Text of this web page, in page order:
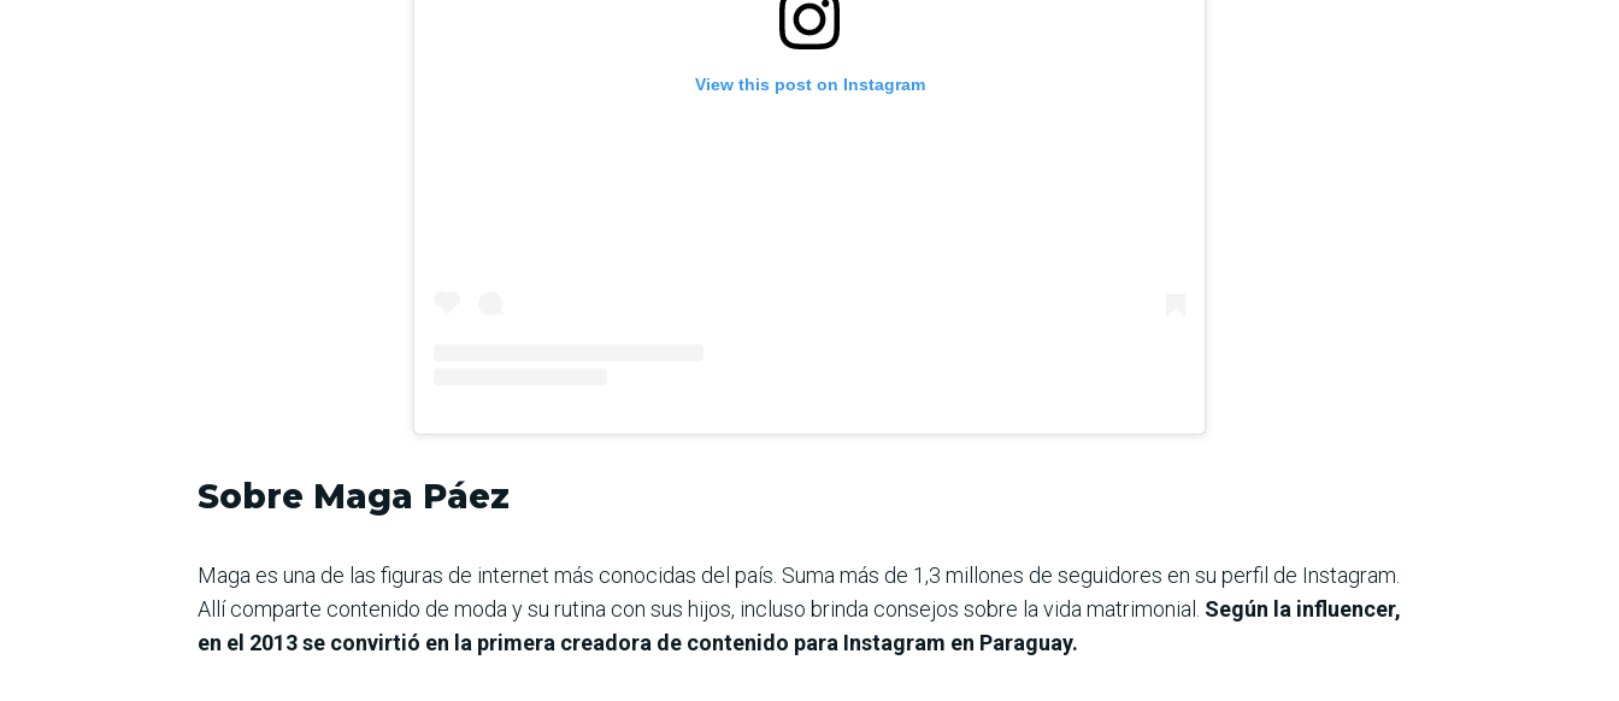
View this post on Instagram
Sobre Maga Páez
Maga es una de las figuras de internet más conocidas del país. Suma más de 1,3 millones de seguidores en su perfil de Instagram.
Allí comparte contenido de moda y su rutina con sus hijos, incluso brinda consejos sobre la vida matrimonial. Según la influencer,
en el 2013 se convirtió en la primera creadora de contenido para Instagram en Paraguay.